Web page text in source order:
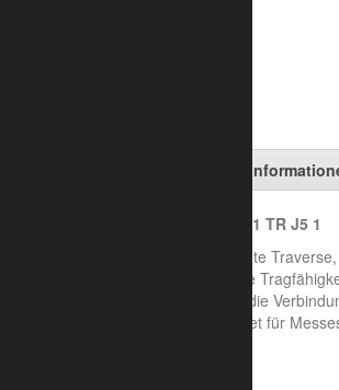
Trilite 100 Truss - Eckverbinder 1 TR J5 1
Trilite 100 Truss, die kleine elegante
geringen Abmessungen eine hohe
speziellen Spreiz- Verbinder sind die
unsichtbar. Besonders gut geeignet für